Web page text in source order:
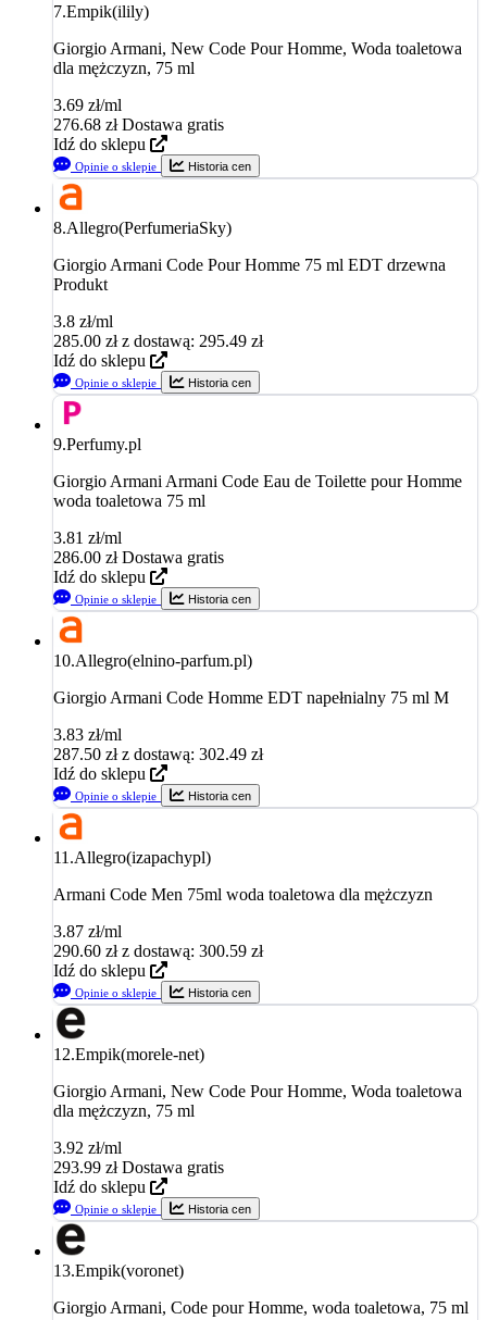
7.Empik(ilily)
Giorgio Armani, New Code Pour Homme, Woda toaletowa
dla mężczyzn, 75 ml
3.69 zł/ml
276.68 zł Dostawa gratis
Idź do sklepu
Opinie o sklepie Historia cen
8.Allegro(PerfumeriaSky)
Giorgio Armani Code Pour Homme 75 ml EDT drzewna
Produkt
3.8 zł/ml
285.00 zł z dostawą: 295.49 zł
Idź do sklepu
Opinie o sklepie Historia cen
9.Perfumy.pl
Giorgio Armani Armani Code Eau de Toilette pour Homme
woda toaletowa 75 ml
3.81 zł/ml
286.00 zł Dostawa gratis
Idź do sklepu
Opinie o sklepie Historia cen
10.Allegro(elnino-parfum.pl)
Giorgio Armani Code Homme EDT napełnialny 75 ml M
3.83 zł/ml
287.50 zł z dostawą: 302.49 zł
Idź do sklepu
Opinie o sklepie Historia cen
11.Allegro(izapachypl)
Armani Code Men 75ml woda toaletowa dla mężczyzn
3.87 zł/ml
290.60 zł z dostawą: 300.59 zł
Idź do sklepu
Opinie o sklepie Historia cen
12.Empik(morele-net)
Giorgio Armani, New Code Pour Homme, Woda toaletowa
dla mężczyzn, 75 ml
3.92 zł/ml
293.99 zł Dostawa gratis
Idź do sklepu
Opinie o sklepie Historia cen
13.Empik(voronet)
Giorgio Armani, Code pour Homme, woda toaletowa, 75 ml